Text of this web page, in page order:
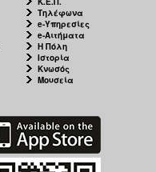
Τηλέφωνα
e-Υπηρεσίες
e-Αιτήματα
Η Πόλη
Ιστορία
Κνωσός
Μουσεία